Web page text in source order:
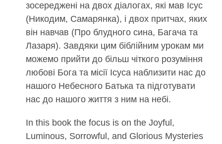
зосереджені на двох діалогах, які мав Ісус
(Никодим, Самарянка), і двох притчах, яких
він навчав (Про блудного сина, Багача та
Лазаря). Завдяки цим біблійним урокам ми
можемо прийти до більш чіткого розуміння
любові Бога та місії Ісуса наблизити нас до
нашого Небесного Батька та підготувати
нас до нашого життя з ним на небі.
In this book the focus is on the Joyful,
Luminous, Sorrowful, and Glorious Mysteries